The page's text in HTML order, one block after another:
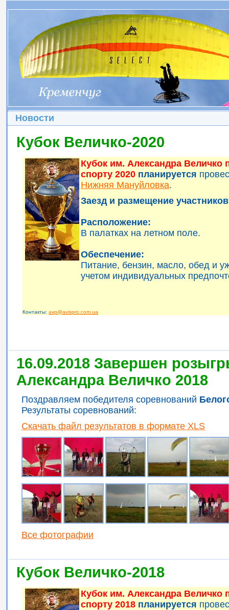
Новости
Кубок Величко-2020
Кубок им. Александра Величко
спорту 2020 планируется
Нижняя Мануйловка.
Заезд и размещение
Расположение:
В палатках на летном поле.
Обеспечение:
Питание, бензин, масло, обед и
учетом индивидуальных
Контакты: avp@avispro.com.ua
16.09.2018 Завершен
Александра Величко 2018
Поздравляем победителя соревнований
Результаты соревнований:
Скачать файл результатов в формате XLS
Все фотографии
Кубок Величко-2018
Кубок им. Александра Величко
спорту 2018 планируется